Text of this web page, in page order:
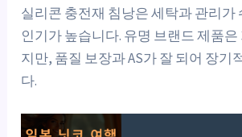
실리콘 충전재 침낭은 세탁과 관리가
인기가 높습니다. 유명 브랜드 제품은
지만, 품질 보장과 AS가 잘 되어 장기
다.